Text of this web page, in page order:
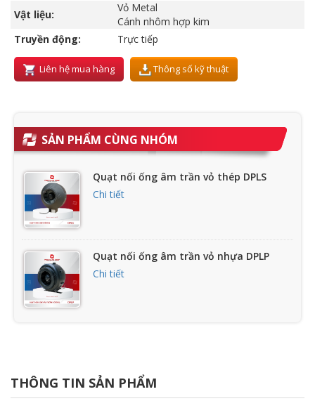
Vật liệu:
Vỏ Metal
Cánh nhôm hợp kim
Truyền động:
Trực tiếp
Liên hệ mua hàng Thông số kỹ thuật
SẢN PHẨM CÙNG NHÓM
Quạt nối ống âm trần vỏ thép DPLS
Chi tiết
Quạt nối ống âm trần vỏ nhựa DPLP
Chi tiết
THÔNG TIN SẢN PHẨM